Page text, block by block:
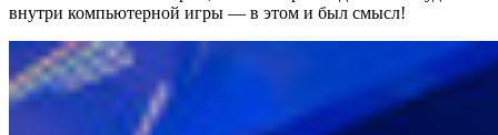
внутри компьютерной игры — в этом и был смысл!